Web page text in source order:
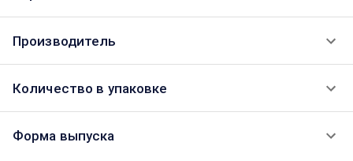
Производитель
Количество в упаковке
Форма выпуска